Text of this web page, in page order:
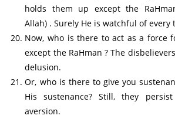
holds them up except the
Allah) . Surely He is watchful of every
Now, who is there to act as a force
except the RaHman ? The
delusion.
Or, who is there to give you
His sustenance? Still, they
aversion.